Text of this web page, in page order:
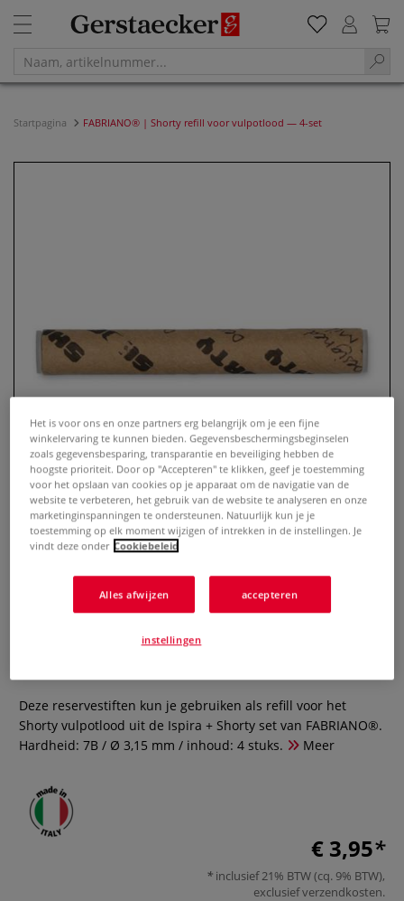
Startpagina FABRIANO® | Shorty refill voor vulpotlood — 4-set
FABRIANO® | Shorty refill voor
vulpotlood — 4-set
Deze reservestiften kun je gebruiken als refill voor het
Shorty vulpotlood uit de Ispira + Shorty set van FABRIANO®.
Hardheid: 7B / Ø 3,15 mm / inhoud: 4 stuks.
Meer
€ 3,95
inclusief 21% BTW (cq. 9% BTW),
exclusiefverzendkosten.
Het is voor ons en onze partners erg belangrijk om je een fijne
winkelervaring te kunnen bieden. Gegevensbeschermingsbeginselen
zoals gegevensbesparing, transparantie en beveiliging hebben de
hoogste prioriteit. Door op "Accepteren" te klikken, geef je toestemming
voor het opslaan van cookies op je apparaat om de navigatie van de
website te verbeteren, het gebruik van de website te analyseren en onze
marketinginspanningen te ondersteunen. Natuurlijk kun je je
toestemming op elk moment wijzigen of intrekken in de instellingen. Je
vindt deze onder Cookiebeleid
Alles afwijzen accepteren
instellingen